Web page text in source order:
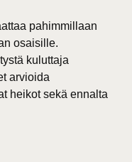
pahimmillaan
osaisille.
kuluttaja
arvioida
heikot sekä ennalta